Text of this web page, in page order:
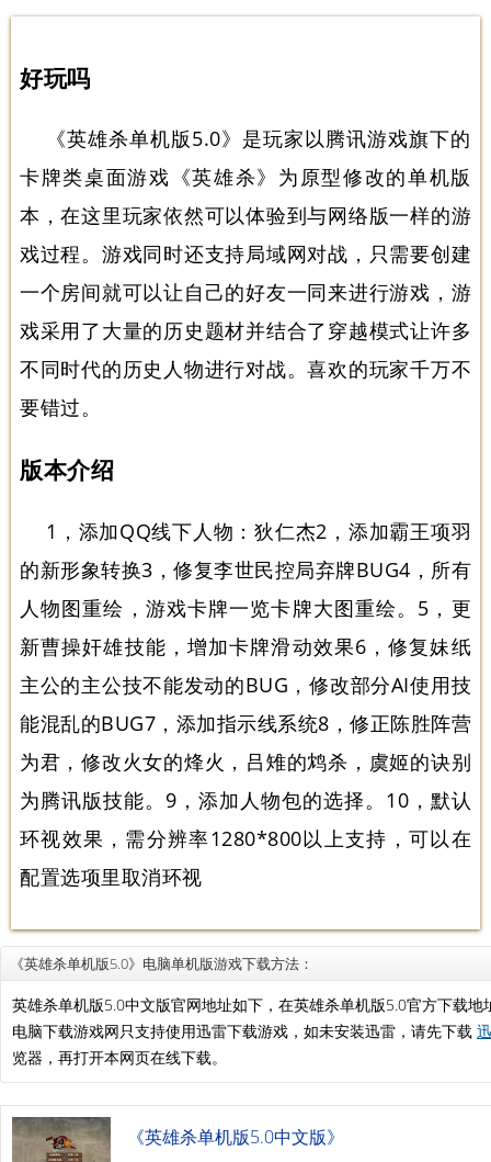
好玩吗
《英雄杀单机版5.0》是玩家以腾讯游戏旗下的
卡牌类桌面游戏《英雄杀》为原型修改的单机版
本，在这里玩家依然可以体验到与网络版一样的游
戏过程。游戏同时还支持局域网对战，只需要创建
一个房间就可以让自己的好友一同来进行游戏，游
戏采用了大量的历史题材并结合了穿越模式让许多
不同时代的历史人物进行对战。喜欢的玩家千万不
要错过。
版本介绍
1，添加QQ线下人物：狄仁杰2，添加霸王项羽
的新形象转换3，修复李世民控局弃牌BUG4，所有
人物图重绘，游戏卡牌一览卡牌大图重绘。5，更
新曹操奸雄技能，增加卡牌滑动效果6，修复妹纸
主公的主公技不能发动的BUG，修改部分AI使用技
能混乱的BUG7，添加指示线系统8，修正陈胜阵营
为君，修改火女的烽火，吕雉的鸩杀，虞姬的诀别
为腾讯版技能。9，添加人物包的选择。10，默认
环视效果，需分辨率1280*800以上支持，可以在
配置选项里取消环视
《英雄杀单机版5.0》电脑单机版游戏下载方法：
英雄杀单机版5.0中文版官网地址如下，在英雄杀单机版5.0官方下载
电脑下载游戏网只支持使用迅雷下载游戏，如未安装迅雷，请先下载
览器，再打开本网页在线下载。
《英雄杀单机版5.0中文版》